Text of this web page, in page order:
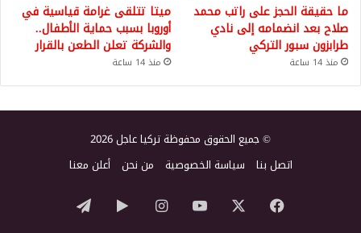
ما حقيقة الحجز على راتب محمد
صلاح بعد انضمامه إلى نادي
طرابزون سبور التركي
منذ 14 ساعة
ميتا تتلقى غرامة قياسية في
أوروبا بسبب حماية الأطفال..
والشركة تعلن الطعن بالقرار
منذ 14 ساعة
© جميع الحقوق محفوظة تركيا عاجل 2026
اتصل بنا سياسة الخصوصية من نحن أعلن معنا
فيسبوك ‫YouTubeانستقرام‏Googleتيلقرام